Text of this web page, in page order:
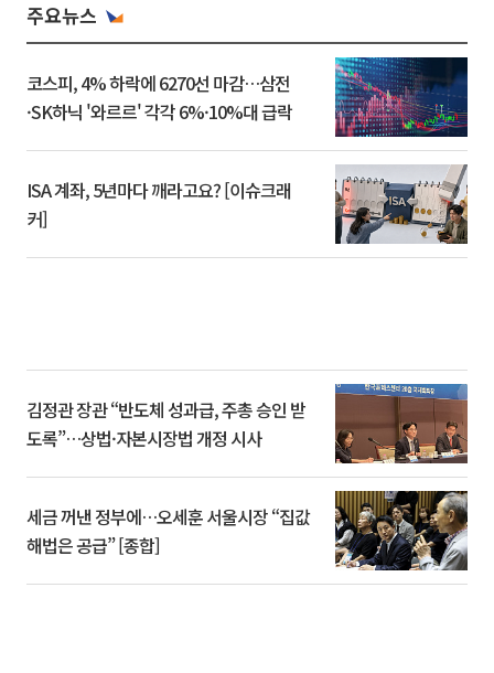
주요뉴스
코스피, 4% 하락에 6270선 마감…삼전
·SK하닉 '와르르' 각각 6%·10%대 급락
ISA 계좌, 5년마다 깨라고요? [이슈크래
커]
김정관 장관 “반도체 성과급, 주총 승인 받
도록”…상법·자본시장법 개정 시사
세금 꺼낸 정부에…오세훈 서울시장 “집값
해법은 공급” [종합]